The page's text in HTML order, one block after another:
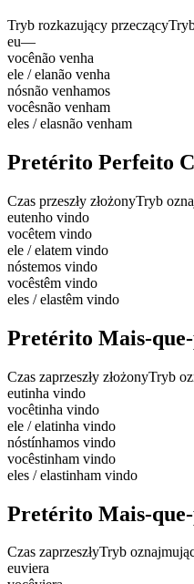
Tryb rozkazujący przeczący
eu—
vocênão venha
ele / elanão venha
nósnão venhamos
vocêsnão venham
eles / elasnão venham
Pretérito Perfeito
Czas przeszły złożonyTryb
eutenho vindo
vocêtem vindo
ele / elatem vindo
nóstemos vindo
vocêstêm vindo
eles / elastêm vindo
Pretérito Mais-
Czas zaprzeszły złożonyTryb
eutinha vindo
vocêtinha vindo
ele / elatinha vindo
nóstínhamos vindo
vocêstinham vindo
eles / elastinham vindo
Pretérito Mais-
Czas zaprzeszłyTryb
euviera